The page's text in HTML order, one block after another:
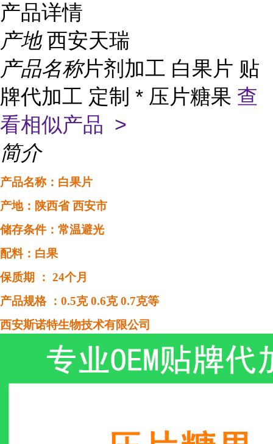
产品详情
产地 西安天瑞
产品名称片剂加工 白果片 贴
牌代加工 定制 * 压片糖果 查
看相似产品 >
简介
产品名称： 白果片
产地： 陕西省 西安市
储存条件：常温避光
配料： 白果
保质期
： 24个月
产品规格
： 0.5克 0.6克 0.7克等
西安斯诺特生物技术有限公司